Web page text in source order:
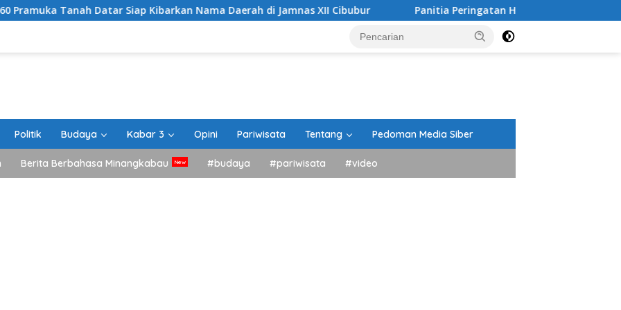
Datar Siap Kibarkan Nama Daerah di Jamnas XII Cibubur Panitia Peringatan HUT RI Kecamatan Lima Kaum
Politik Budaya Kabar 3 Opini Pariwisata Tentang Pedoman Media Siber
Berita Berbahasa Minangkabau #budaya #pariwisata #video